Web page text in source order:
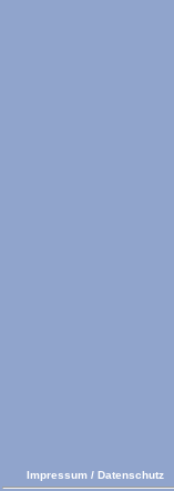
Impressum / Datenschutz